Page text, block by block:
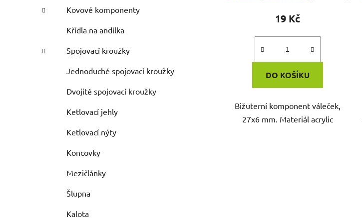
Kovové komponenty
Křídla na andílka
Spojovací kroužky
Jednoduché spojovací kroužky
Dvojité spojovací kroužky
Ketlovací jehly
Ketlovací nýty
Koncovky
Mezičlánky
Šlupna
Kalota
19 Kč
DO KOŠÍKU
Bižuterní komponent váleček,
27x6 mm. Materiál acrylic